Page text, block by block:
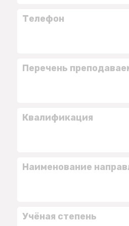
Телефон
Перечень
Квалификация
Наименование
Учёная степень